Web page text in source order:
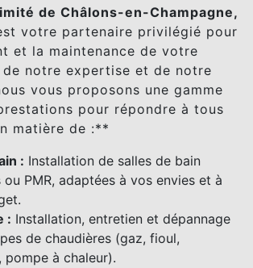
de Châlons-en-Champagne,
votre partenaire privilégié pour
et la maintenance de votre
notre expertise et de notre
vous proposons une gamme
pour répondre à tous
matière de :**
: Installation de salles de bain
ou PMR, adaptées à vos envies et à
: Installation, entretien et dépannage
de chaudières (gaz, fioul,
pompe à chaleur).